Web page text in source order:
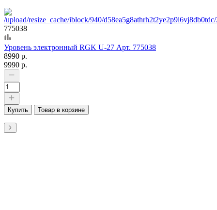
775038
Уровень электронный RGK U-27 Арт. 775038
8990 р.
9990 р.
Купить Товар в корзине